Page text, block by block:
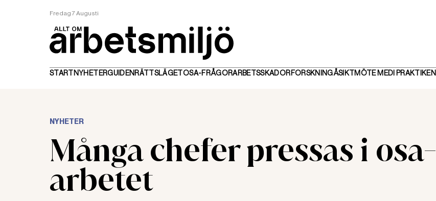
Fredag 7 Augusti
STARTNYHETERGUIDEN RÄTTSLÄGETOSA-FRÅGORARBETSSKADORFORSKNINGÅSIKTMÖTE MED I PRAKTIKEN
NYHETER
Många chefer pressas i osa-
arbetet